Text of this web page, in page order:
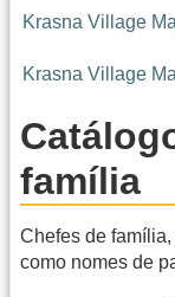
Krasna Village
Krasna Village
família
Chefes de
como nomes de